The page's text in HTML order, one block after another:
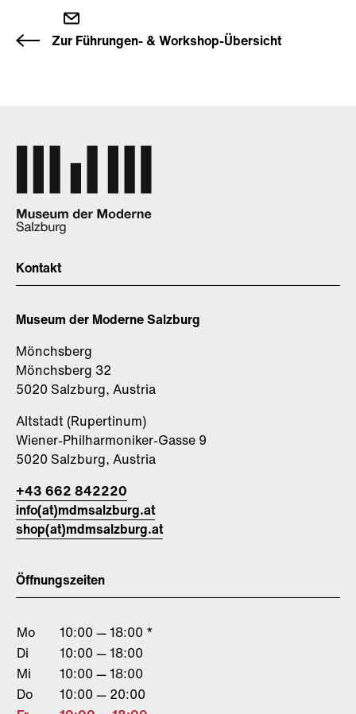
Zur Führungen- & Workshop-Übersicht
Kontakt
Museum der Moderne Salzburg
Mönchsberg
Mönchsberg 32
5020 Salzburg, Austria
Altstadt (Rupertinum)
Wiener-Philharmoniker-Gasse 9
5020 Salzburg, Austria
+43 662 842220
info(at)mdmsalzburg.at
shop(at)mdmsalzburg.at
Öffnungszeiten
Mo
10:00 — 18:00 *
Di
10:00 — 18:00
Mi
10:00 — 18:00
Do
10:00 — 20:00